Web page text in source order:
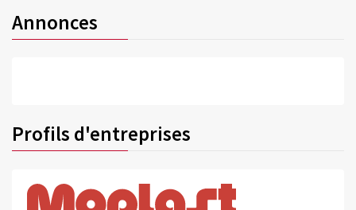
Annonces
Profils d'entreprises